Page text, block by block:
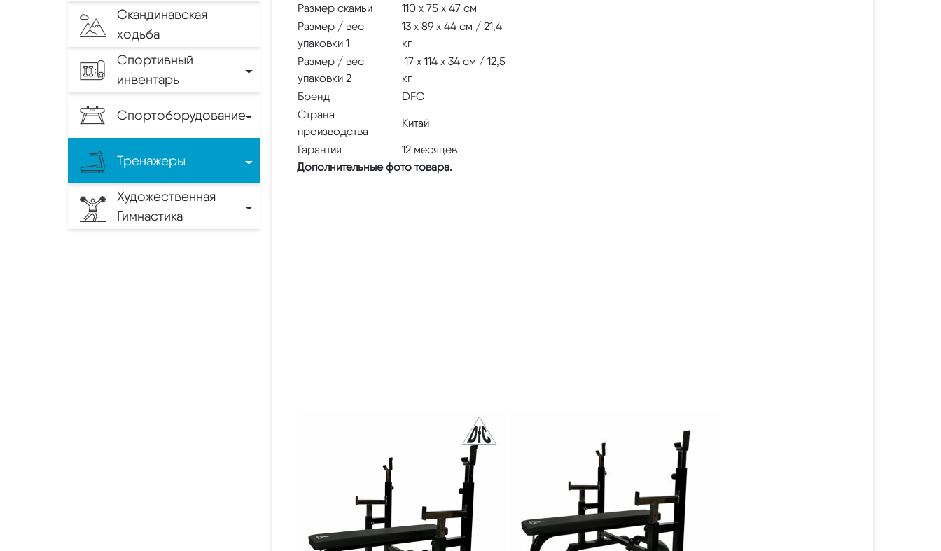
Скандинавская
ходьба
Спортивный
инвентарь
Спортоборудование
Тренажеры
Художественная
Гимнастика
Размер скамьи
110 х 75 х 47 см
Размер / вес
упаковки 1
13 х 89 х 44 см / 21,4
кг
Размер / вес
упаковки 2
17 х 114 х 34 см / 12,5
кг
Бренд
DFC
Страна
производства
Китай
Гарантия
12 месяцев
Дополнительные фото товара.